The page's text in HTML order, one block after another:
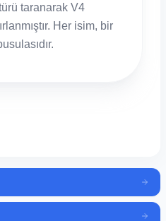
taranarak V4
Her isim, bir